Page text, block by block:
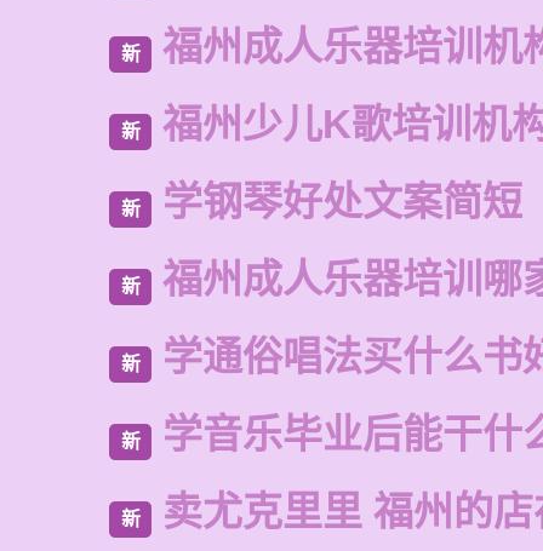
新 福州成人乐器培训机
新 福州少儿K歌培训机
新 学钢琴好处文案简短
新 福州成人乐器培训哪
新 学通俗唱法买什么书
新 学音乐毕业后能干什
新 卖尤克里里 福州的